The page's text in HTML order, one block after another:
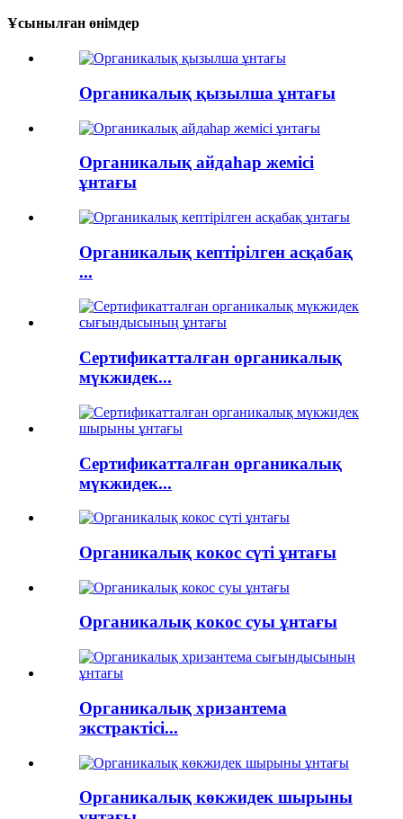
Ұсынылған өнімдер
Органикалық қызылша ұнтағы
Органикалық айдаһар жемісі
ұнтағы
Органикалық кептірілген асқабақ
...
Сертификатталған органикалық
мүкжидек...
Сертификатталған органикалық
мүкжидек...
Органикалық кокос сүті ұнтағы
Органикалық кокос суы ұнтағы
Органикалық хризантема
экстрактісі...
Органикалық көкжидек шырыны